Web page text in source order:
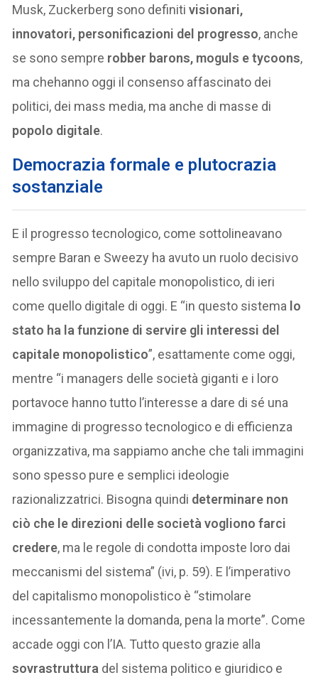
Musk, Zuckerberg sono definitivisionari,
innovatori, personificazioni del progresso, anche
se sono sempre robber barons, moguls e tycoons,
ma chehanno oggi il consenso affascinato dei
politici, dei mass media, ma anche di masse di
popolo digitale.
Democrazia formale e plutocrazia
sostanziale
E il progresso tecnologico, come sottolineavano
sempre Baran e Sweezy ha avuto un ruolo decisivo
nello sviluppo del capitale monopolistico, di ieri
come quello digitale di oggi. E “in questo sistema lo
stato ha la funzione di servire gli interessi del
capitale monopolistico”, esattamente come oggi,
mentre “i managers delle società giganti e i loro
portavoce hanno tutto l’interesse a dare di sé una
immagine di progresso tecnologico e di efficienza
organizzativa, ma sappiamo anche che tali immagini
sono spesso pure e semplici ideologie
razionalizzatrici. Bisogna quindi determinare non
ciò che le direzioni delle società vogliono farci
credere, ma le regole di condotta imposte loro dai
meccanismi del sistema” (ivi, p. 59). E l’imperativo
del capitalismo monopolistico è “stimolare
incessantemente la domanda, pena la morte”. Come
accade oggi con l’IA. Tutto questo grazie alla
sovrastruttura del sistema politico e giuridico e